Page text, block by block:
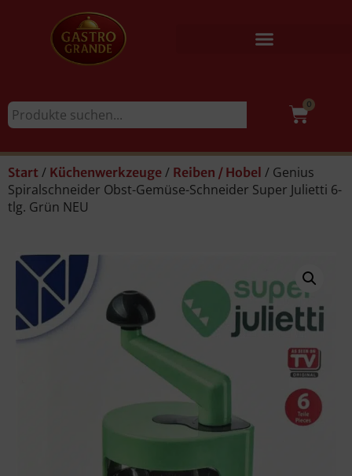
0
Start / Küchenwerkzeuge / Reiben / Hobel / Genius
Spiralschneider Obst-Gemüse-Schneider Super Julietti 6-
tlg. Grün NEU